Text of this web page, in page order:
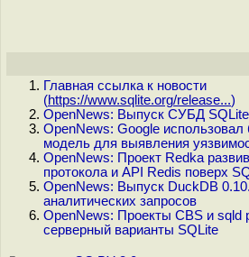
Главная ссылка к новости
(https://www.sqlite.org/release...)
OpenNews: Выпуск СУБД
OpenNews: Google
модель для выявления
OpenNews: Проект Redka
протокола и API Redis поверх
OpenNews: Выпуск DuckDB
аналитических запросов
OpenNews: Проекты CBS и sqld
серверный варианты SQLite